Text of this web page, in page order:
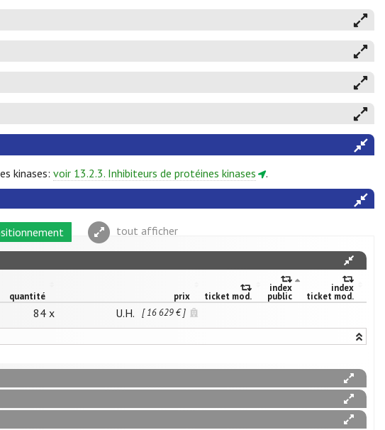
kinases: voir 13.2.3. Inhibiteurs de protéines kinases .
tout afficher
quantité prix ticket mod.
index
public
index
ticket mod.
84 x U.H. [ 16 629 € ]